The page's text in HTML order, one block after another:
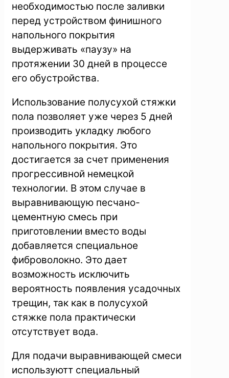
необходимостью после заливки
перед устройством финишного
напольного покрытия
выдерживать «паузу» на
протяжении 30 дней в процессе
его обустройства.
Использование полусухой стяжки
пола позволяет уже через 5 дней
производить укладку любого
напольного покрытия. Это
достигается за счет применения
прогрессивной немецкой
технологии. В этом случае в
выравнивающую песчано-
цементную смесь при
приготовлении вместо воды
добавляется специальное
фиброволокно. Это дает
возможность исключить
вероятность появления усадочных
трещин, так как в полусухой
стяжке пола практически
отсутствует вода.
Для подачи выравнивающей смеси
используютт специальный